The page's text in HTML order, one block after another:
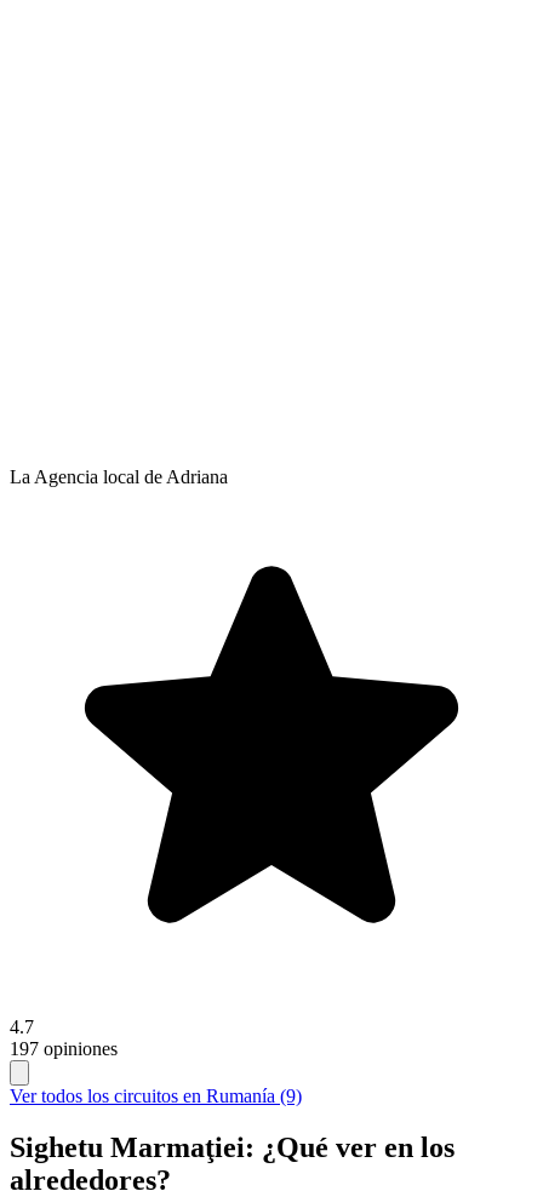
La Agencia local de Adriana
4.7
197 opiniones
Ver todos los circuitos en Rumanía (9)
Sighetu Marmaţiei: ¿Qué ver en los
alrededores?